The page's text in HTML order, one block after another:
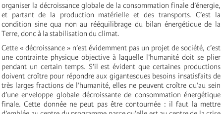
organiser la décroissance globale de la consommation finale d’énergie,
et partant de la production matérielle et des transports. C’est la
condition sine qua non au rééquilibrage du bilan énergétique de la
Terre, donc à la stabilisation du climat.
Cette « décroissance » n’est évidemment pas un projet de société, c’est
une contrainte physique objective à laquelle l’humanité doit se plier
pendant un certain temps. S’il est évident que certaines productions
doivent croître pour répondre aux gigantesques besoins insatisfaits de
très larges fractions de l’humanité, elles ne peuvent croître qu’au sein
d’une enveloppe globale décroissante de consommation énergétique
finale. Cette donnée ne peut pas être contournée : il faut la mettre